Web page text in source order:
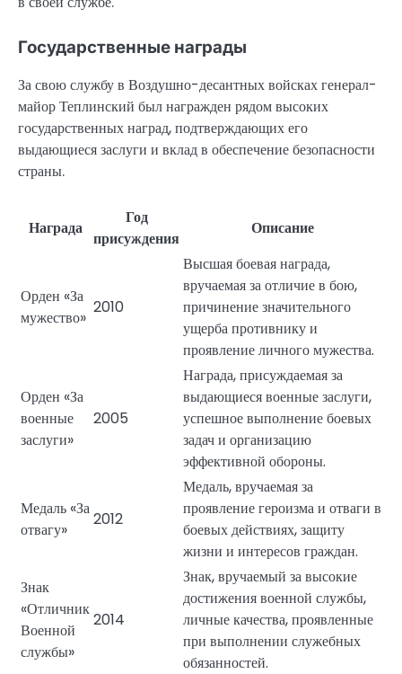
Государственные награды
За свою службу в Воздушно-десантных войсках генерал-
майор Теплинский был награжден рядом высоких
государственных наград, подтверждающих его
выдающиеся заслуги и вклад в обеспечение безопасности
страны.
Награда
Год
присуждения
Описание
Орден «За
мужество»
2010
Высшая боевая награда,
вручаемая за отличие в бою,
причинение значительного
ущерба противнику и
проявление личного мужества.
Орден «За
военные
заслуги»
2005
Награда, присуждаемая за
выдающиеся военные заслуги,
успешное выполнение боевых
задач и организацию
эффективной обороны.
Медаль «За
отвагу»
2012
Медаль, вручаемая за
проявление героизма и отваги в
боевых действиях, защиту
жизни и интересов граждан.
Знак
«Отличник
Военной
службы»
2014
Знак, вручаемый за высокие
достижения военной службы,
личные качества, проявленные
при выполнении служебных
обязанностей.